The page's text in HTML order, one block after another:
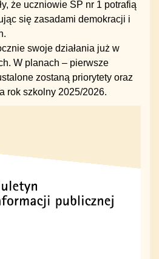
że uczniowie SP nr 1 potrafią
się zasadami demokracji i
swoje działania już w
W planach – pierwsze
zostaną priorytety oraz
rok szkolny 2025/2026.